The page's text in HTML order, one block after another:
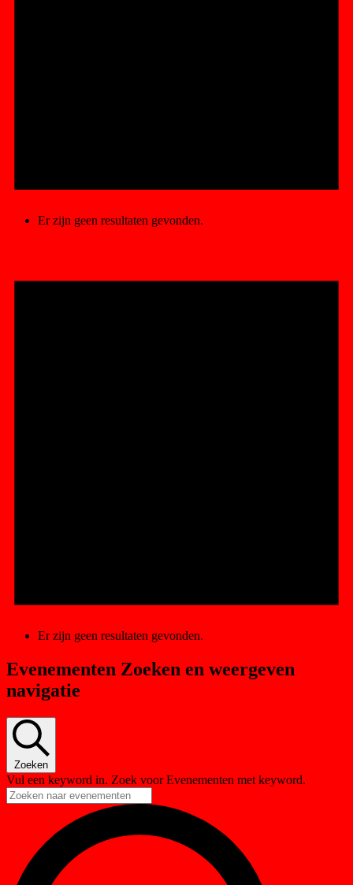
Er zijn geen resultaten gevonden.
Er zijn geen resultaten gevonden.
Evenementen Zoeken en weergeven
navigatie
Zoeken
Vul een keyword in. Zoek voor Evenementen met keyword.